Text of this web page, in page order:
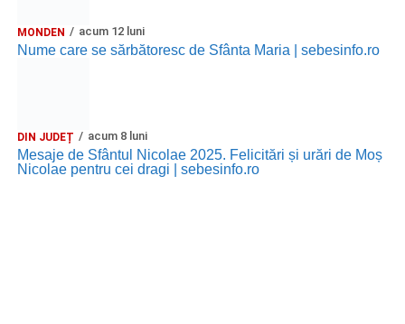
JOI, 27 AUGUST 2026
Ora 19.00–Sărbătoarea Seniorilor– festivitatea de
premiere a cuplurilor care aniversează 50 de ani de
MONDEN acum 12 luni
Nume care se sărbătoresc de Sfânta Maria | sebesinfo.ro
DIN JUDEȚ acum 8 luni
Mesaje de Sfântul Nicolae 2025. Felicitări și urări de Moș
Nicolae pentru cei dragi | sebesinfo.ro